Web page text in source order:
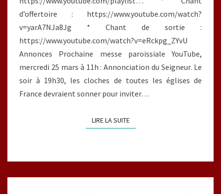
d’offertoire : https://www.youtube.com/watch?
v=yarA7NJa8Jg * Chant de sortie :
https://www.youtube.com/watch?v=eRckpg_ZYvU
Annonces Prochaine messe paroissiale YouTube,
mercredi 25 mars à 11h : Annonciation du Seigneur. Le
soir à 19h30, les cloches de toutes les églises de
France devraient sonner pour inviter…
LIRE LA SUITELIRE LA SUITE